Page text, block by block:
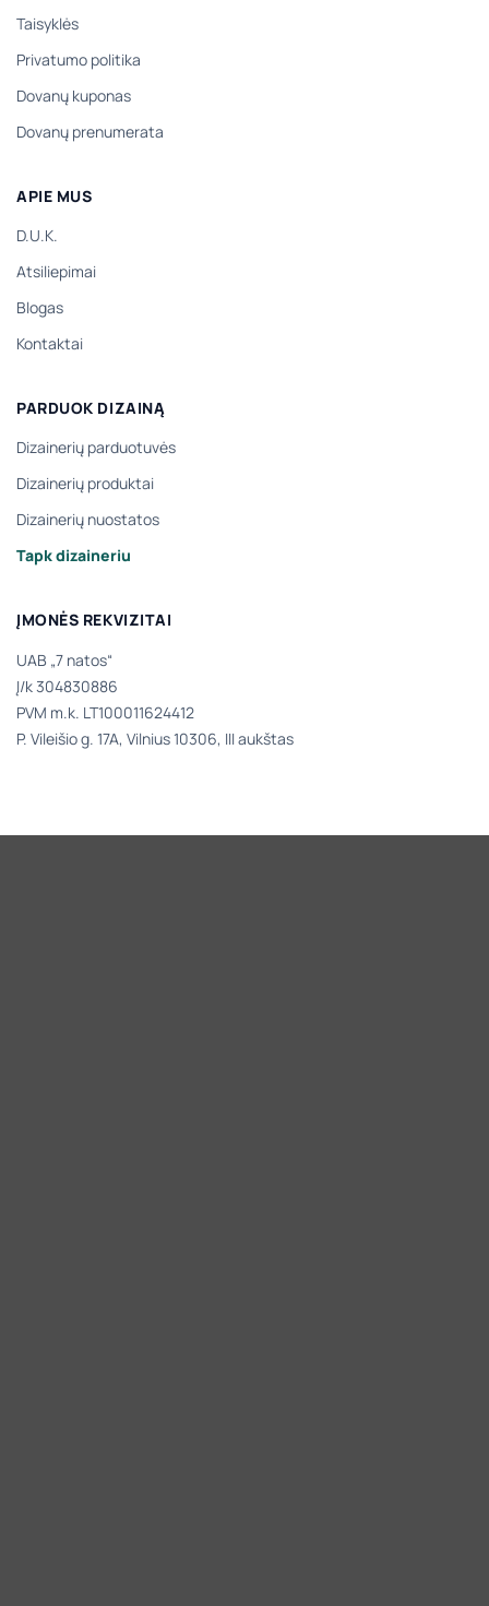
Taisyklės
Privatumo politika
Dovanų kuponas
Dovanų prenumerata
APIE MUS
D.U.K.
Atsiliepimai
Blogas
Kontaktai
PARDUOK DIZAINĄ
Dizainerių parduotuvės
Dizainerių produktai
Dizainerių nuostatos
Tapk dizaineriu
ĮMONĖS REKVIZITAI
UAB „7 natos“
Į/k 304830886
PVM m.k. LT100011624412
P. Vileišio g. 17A, Vilnius 10306, III aukštas